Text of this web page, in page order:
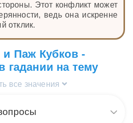
Этот конфликт может
ведь она искренне
отклик.
и Паж Кубков -
гадании на тему
все значения